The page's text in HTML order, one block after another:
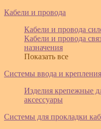
Кабели и провода
Кабели и провода
Кабели и провода
назначения
Показать все
Системы ввода и
Изделия крепежные
аксессуары
Системы для прокладки